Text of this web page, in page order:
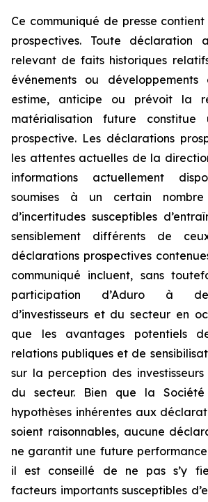
Ce communiqué de presse
prospectives. Toute déclaration
relevant de faits historiques
événements ou
estime, anticipe ou prévoit la
matérialisation future constitue
prospective. Les déclarations
les attentes actuelles de la
informations actuellement
soumises à un certain
d’incertitudes susceptibles
sensiblement différents de
déclarations prospectives
communiqué incluent, sans
participation d’Aduro à
d’investisseurs et du secteur en
que les avantages potentiels
relations publiques et de
sur la perception des
du secteur. Bien que la
hypothèses inhérentes aux
soient raisonnables, aucune
ne garantit une future
il est conseillé de ne pas s’y
facteurs importants susceptibles